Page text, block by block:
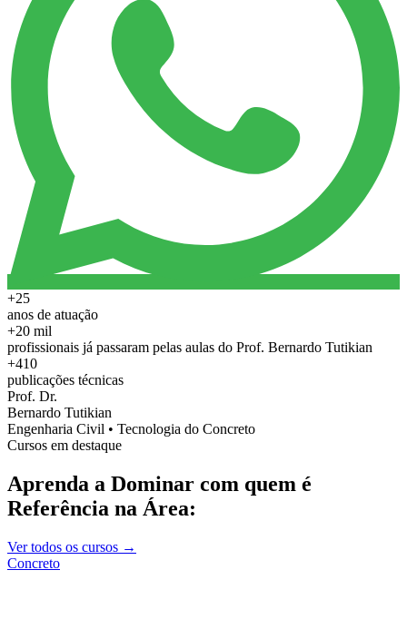
+25
anos de atuação
+20 mil
profissionais já passaram pelas aulas do Prof. Bernardo Tutikian
+410
publicações técnicas
Prof. Dr.
Bernardo Tutikian
Engenharia Civil • Tecnologia do Concreto
Cursos em destaque
Aprenda a Dominar com quem é
Referência na Área:
Ver todos os cursos →
Concreto